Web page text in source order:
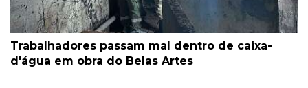
Trabalhadores passam mal dentro de caixa-
d'água em obra do Belas Artes